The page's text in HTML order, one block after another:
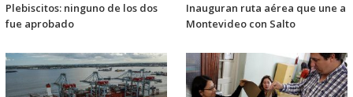
Plebiscitos: ninguno de los dos
fue aprobado
Inauguran ruta aérea que une a
Montevideo con Salto